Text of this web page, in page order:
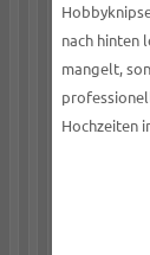
nach hinten
mangelt,
Hochzeiten